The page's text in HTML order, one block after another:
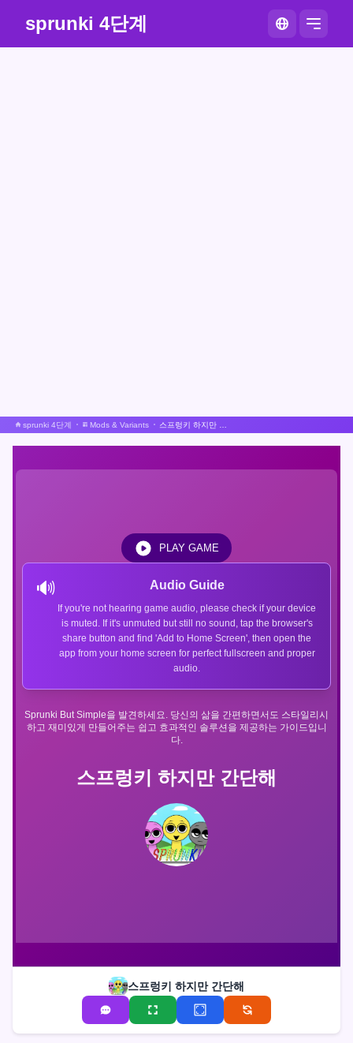
sprunki 4단계
sprunki 4단계 Mods & Variants
스프렁키 하지만 간단해
Sprunki But Simple을 발견하세요. 당신의 삶을 간편하면서도 스타일리시
하고 재미있게 만들어주는 쉽고 효과적인 솔루션을 제공하는 가이드입니
다.
🔊 Audio Guide
If you're not hearing game audio, please check if your device
is muted. If it's unmuted but still no sound, tap the browser's
share button and find 'Add to Home Screen', then open the
app from your home screen for perfect fullscreen and proper
audio.
PLAY GAME
스프렁키 하지만 간단해